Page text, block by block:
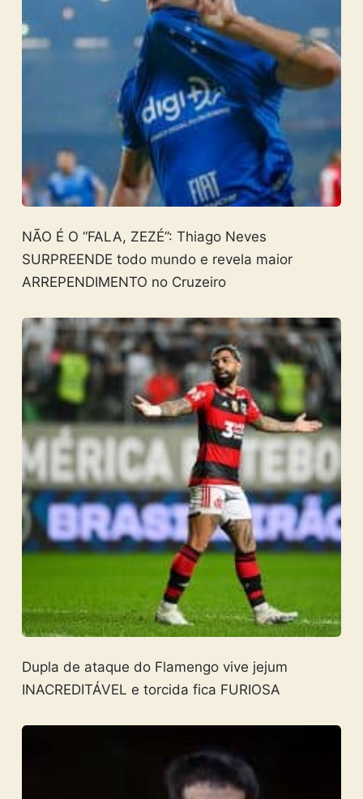
NÃO É O “FALA, ZEZÉ”: Thiago Neves
SURPREENDE todo mundo e revela maior
ARREPENDIMENTO no Cruzeiro
Dupla de ataque do Flamengo vive jejum
INACREDITÁVEL e torcida fica FURIOSA